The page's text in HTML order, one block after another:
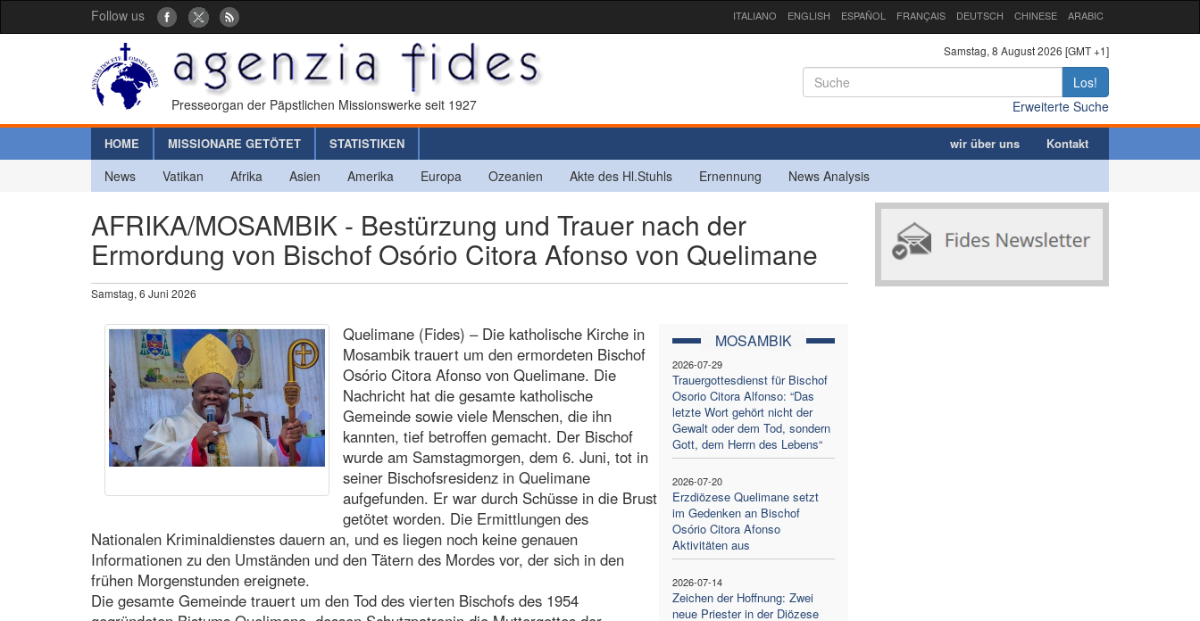
Follow us ITALIANO ENGLISH ESPAÑOL FRANÇAIS DEUTSCH CHINESE ARABIC
Presseorgan der Päpstlichen Missionswerke seit 1927
Samstag, 8 August 2026 [GMT +1]
Los!
Erweiterte Suche
HOME MISSIONARE GETÖTET STATISTIKEN wir über uns Kontakt
News Vatikan Afrika Asien Amerika Europa Ozeanien Akte des Hl.Stuhls Ernennung News Analysis
AFRIKA/MOSAMBIK - Bestürzung und Trauer nach der
Ermordung von Bischof Osório Citora Afonso von Quelimane
Samstag, 6 Juni 2026
MOSAMBIK
2026-07-29
Trauergottesdienst für Bischof
Osorio Citora Alfonso: “Das
letzte Wort gehört nicht der
Gewalt oder dem Tod, sondern
Gott, dem Herrn des Lebens“
2026-07-20
Erzdiözese Quelimane setzt
im Gedenken an Bischof
Osório Citora Afonso
Aktivitäten aus
2026-07-14
Zeichen der Hoffnung: Zwei
neue Priester in der Diözese
Quelimane (Fides) – Die katholische Kirche in
Mosambik trauert um den ermordeten Bischof
Osório Citora Afonso von Quelimane. Die
Nachricht hat die gesamte katholische
Gemeinde sowie viele Menschen, die ihn
kannten, tief betroffen gemacht. Der Bischof
wurde am Samstagmorgen, dem 6. Juni, tot in
seiner Bischofsresidenz in Quelimane
aufgefunden. Er war durch Schüsse in die Brust
getötet worden. Die Ermittlungen des
Nationalen Kriminaldienstes dauern an, und es liegen noch keine genauen
Informationen zu den Umständen und den Tätern des Mordes vor, der sich in den
frühen Morgenstunden ereignete.
Die gesamte Gemeinde trauert um den Tod des vierten Bischofs des 1954